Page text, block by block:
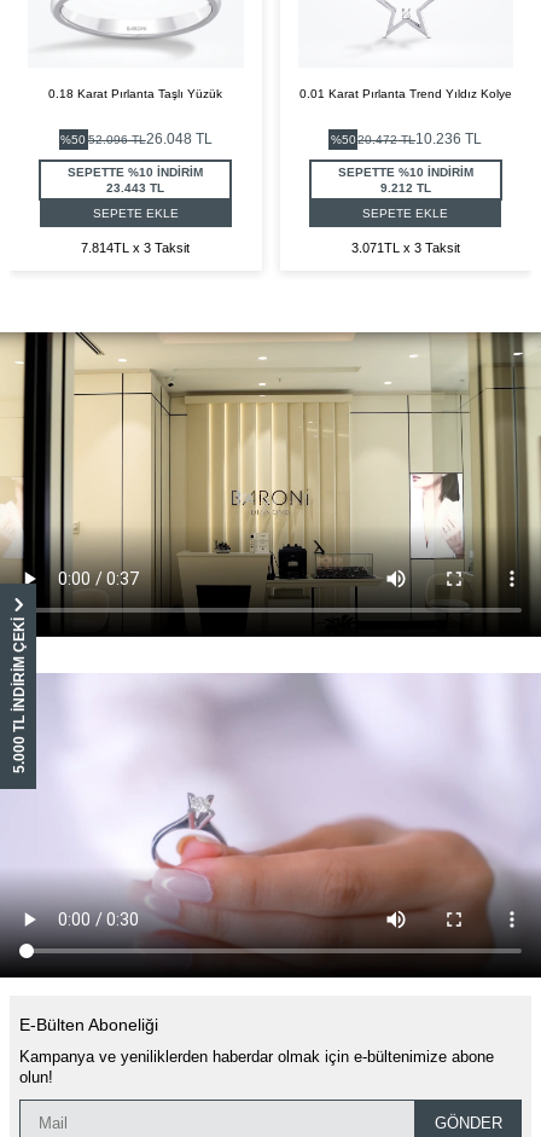
5.000 TL İNDİRİM ÇEKİ
0.18 Karat Pırlanta Taşlı Yüzük
%5052.096TL26.048 TL
SEPETTE %10 İNDİRİM
23.443 TL
SEPETE EKLE
7.814TL x 3 Taksit
0.01 Karat Pırlanta Trend Yıldız Kolye
%5020.472TL10.236 TL
SEPETTE %10 İNDİRİM
9.212 TL
SEPETE EKLE
3.071TL x 3 Taksit
E-Bülten Aboneliği
Kampanya ve yeniliklerden haberdar olmak için e-bültenimize abone
olun!
GÖNDER